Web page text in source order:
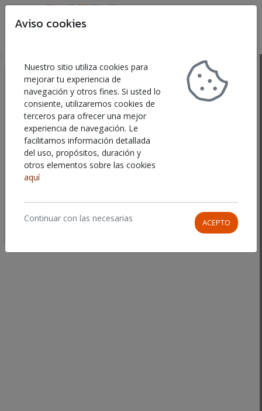
Seguimiento del pedido
Solo para pedidos realizados por usuarios no registrados.
Para usuarios registrados inicie sesión en su cuenta
Email
Ref. del pedido
Aviso cookies
Nuestro sitio utiliza cookies para
mejorar tu experiencia de
navegación y otros fines. Si usted lo
consiente, utilizaremos cookies de
terceros para ofrecer una mejor
experiencia de navegación. Le
facilitamos información detallada
del uso, propósitos, duración y
otros elementos sobre las cookies
aquí
Continuar con las necesarias ACEPTO